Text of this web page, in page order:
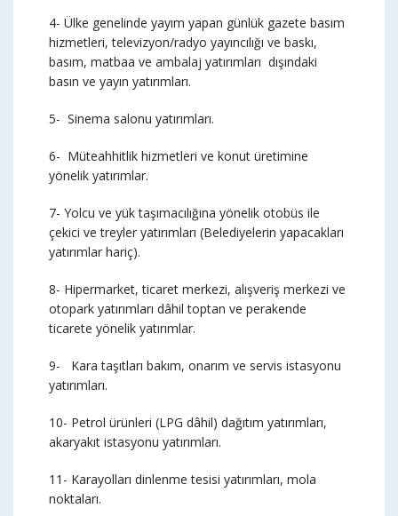
4- Ülke genelinde yayım yapan günlük gazete basım
hizmetleri, televizyon/radyo yayıncılığı ve baskı,
basım, matbaa ve ambalaj yatırımları dışındaki
basın ve yayın yatırımları.
5- Sinema salonu yatırımları.
6- Müteahhitlik hizmetleri ve konut üretimine
yönelik yatırımlar.
7- Yolcu ve yük taşımacılığına yönelik otobüs ile
çekici ve treyler yatırımları (Belediyelerin yapacakları
yatırımlar hariç).
8- Hipermarket, ticaret merkezi, alışveriş merkezi ve
otopark yatırımları dâhil toptan ve perakende
ticarete yönelik yatırımlar.
9- Kara taşıtları bakım, onarım ve servis istasyonu
yatırımları.
10- Petrol ürünleri (LPG dâhil) dağıtım yatırımları,
akaryakıt istasyonu yatırımları.
11- Karayolları dinlenme tesisi yatırımları, mola
noktaları.